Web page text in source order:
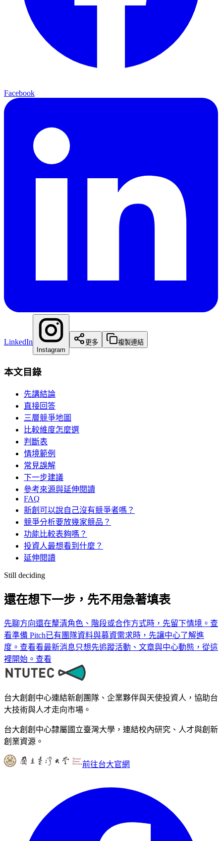
Facebook
LinkedIn
Instagram
更多 複製連結
本文目錄
先講結論
直接回答
三層競爭地圖
比較維度怎麼選
判斷表
情境範例
常見誤解
下一步建議
參考來源與延伸閱讀
FAQ
新創可以說自己沒有競爭者嗎？
競爭分析要放幾家競品？
功能比較表夠嗎？
投資人最想看到什麼？
延伸閱讀
Still deciding
還在想下一步，先不用急著填表
先聊方向還在釐清角色、階段或合作方式時，先留下情境。 查
看準備 Pitch已有團隊資料與募資需求時，先讓中心了解進
度。 查看看最新消息只想先追蹤活動、文章與中心動態，從這
裡開始。 查看
台大創創中心連結新創團隊、企業夥伴與天使投資人，協助台
大技術與人才走向市場。
台大創創中心隸屬國立臺灣大學，連結校內研究、人才與創新
創業資源。
前往台大官網